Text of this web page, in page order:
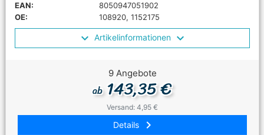
EAN:
8050947051902
OE:
108920, 1152175
Artikelinformationen
9 Angebote
ab143,35 €
Versand: 4,95 €
Details keyboard_arrow_right